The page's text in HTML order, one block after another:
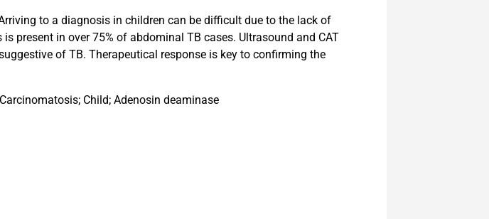
to a diagnosis in children can be difficult due to the lack of
present in over 75% of abdominal TB cases. Ultrasound and CAT
of TB. Therapeutical response is key to confirming the
Child; Adenosin deaminase